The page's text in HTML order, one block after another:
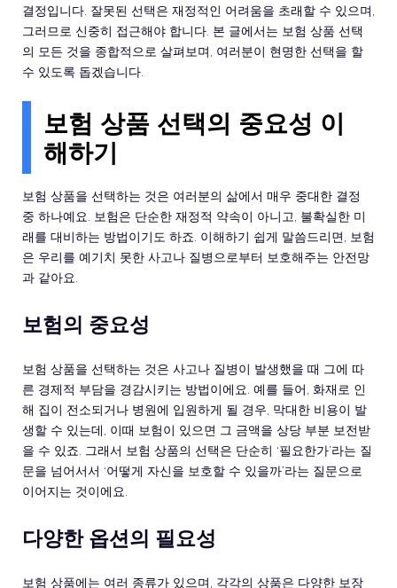
결정입니다. 잘못된 선택은 재정적인 어려움을 초래할 수 있으며,
그러므로 신중히 접근해야 합니다. 본 글에서는 보험 상품 선택
의 모든 것을 종합적으로 살펴보며, 여러분이 현명한 선택을 할
수 있도록 돕겠습니다.
보험 상품 선택의 중요성 이
해하기
보험 상품을 선택하는 것은 여러분의 삶에서 매우 중대한 결정
중 하나예요. 보험은 단순한 재정적 약속이 아니고, 불확실한 미
래를 대비하는 방법이기도 하죠. 이해하기 쉽게 말씀드리면, 보험
은 우리를 예기치 못한 사고나 질병으로부터 보호해주는 안전망
과 같아요.
보험의 중요성
보험 상품을 선택하는 것은 사고나 질병이 발생했을 때 그에 따
른 경제적 부담을 경감시키는 방법이에요. 예를 들어, 화재로 인
해 집이 전소되거나 병원에 입원하게 될 경우, 막대한 비용이 발
생할 수 있는데, 이때 보험이 있으면 그 금액을 상당 부분 보전받
을 수 있죠. 그래서 보험 상품의 선택은 단순히 ‘필요한가’라는 질
문을 넘어서서 ‘어떻게 자신을 보호할 수 있을까’라는 질문으로
이어지는 것이에요.
다양한 옵션의 필요성
보험 상품에는 여러 종류가 있으며, 각각의 상품은 다양한 보장